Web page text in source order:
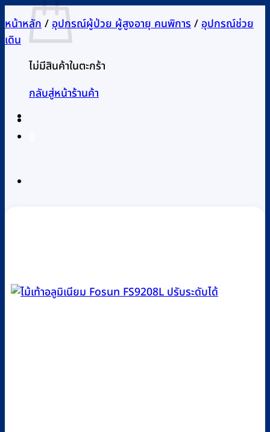
ไม่มีสินค้าในตะกร้า
กลับสู่หน้าร้านค้า
หน้าหลัก/อุปกรณ์ผู้ป่วย ผู้สูงอายุ คนพิการ/อุปกรณ์ช่วย
เดิน